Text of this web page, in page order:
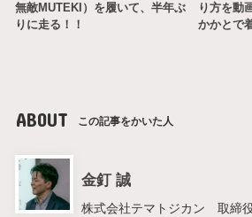
無敵MUTEKI）を履いて、半年ぶ
りに走る！！
り方を動
かかとで
ABOUT この記事をかいた人
金釘 誠
株式会社テマトジカン 取締